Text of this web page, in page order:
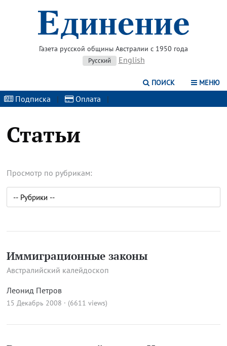
Газета русской общины Австралии с 1950 года
Русский English
ПОИСК МЕНЮ
Подписка | Оплата |
Статьи
Просмотр по рубрикам:
Иммиграционные законы
Австралийский калейдоскоп
Леонид Петров
15 Декабрь 2008 · (6611 views)